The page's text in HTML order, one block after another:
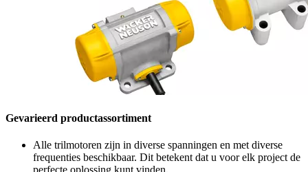
Gevarieerd productassortiment
Alle trilmotoren zijn in diverse spanningen en met diverse
frequenties beschikbaar. Dit betekent dat u voor elk project de